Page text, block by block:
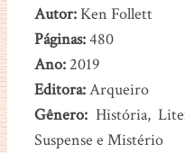
Autor:Ken Follett
Páginas:480
Ano:2019
Editora:Arqueiro
Gênero: História,
Suspense e Mistério